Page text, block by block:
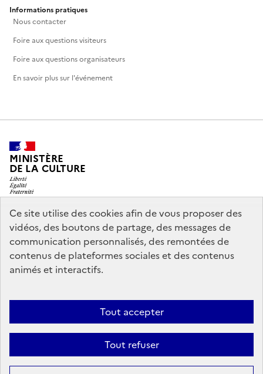
Ce site utilise des cookies afin de vous proposer des
vidéos, des boutons de partage, des messages de
communication personnalisés, des remontées de
contenus de plateformes sociales et des contenus
animés et interactifs.
Tout accepter
Tout refuser
Informations pratiques
Nous contacter
Foire aux questions visiteurs
Foire aux questions organisateurs
En savoir plus sur l'événement
MINISTÈRE
DE LA CULTURE
legifrance.gouv.fr
info.gouv.fr
service-public.gouv.fr
data.gouv.fr
Mentions légales